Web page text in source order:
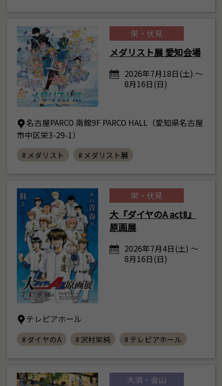
栄・伏見
メダリスト展 愛知会場
2026年7月18日(土) ～
8月16日(日)
名古屋PARCO 南館9F PARCO HALL（愛知県名古屋
市中区栄3-29-1）
# メダリスト # メダリスト展
栄・伏見
大『ダイヤのA actⅡ』
原画展
2026年7月4日(土) ～
8月16日(日)
テレピアホール
# ダイヤのA # 沢村栄純 # テレピアホール
大須・金山